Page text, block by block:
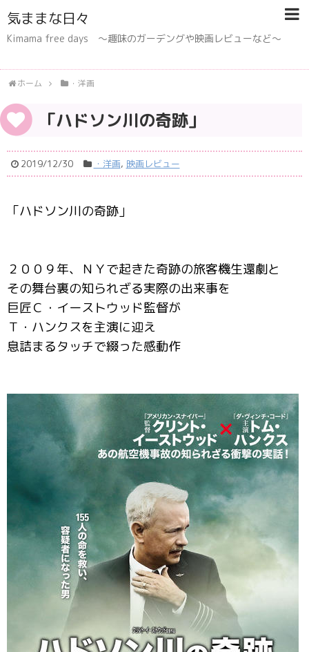
気ままな日々
Kimama free days 〜趣味のガーデングや映画レビューなど〜
ホーム ・洋画
「ハドソン川の奇跡」
2019/12/30 ・洋画, 映画レビュー
「ハドソン川の奇跡」
２００９年、ＮＹで起きた奇跡の旅客機生還劇と
その舞台裏の知られざる実際の出来事を
巨匠Ｃ・イーストウッド監督が
Ｔ・ハンクスを主演に迎え
息詰まるタッチで綴った感動作